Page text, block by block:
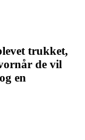
trukket,
de vil
en